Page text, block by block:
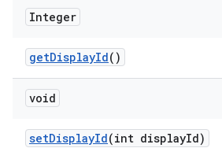
Integer
getDisplayId()
void
setDisplayId(int displayId)